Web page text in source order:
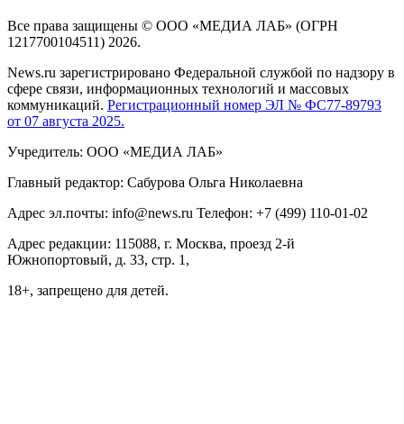
Все права защищены © ООО «МЕДИА ЛАБ» (ОГРН
1217700104511) 2026.
News.ru зарегистрировано Федеральной службой по надзору в
сфере связи, информационных технологий и массовых
коммуникаций. Регистрационный номер ЭЛ № ФС77-89793
от 07 августа 2025.
Учредитель: ООО «МЕДИА ЛАБ»
Главный редактор: Сабурова Ольга Николаевна
Адрес эл.почты: info@news.ru Телефон: +7 (499) 110-01-02
Адрес редакции: 115088, г. Москва, проезд 2-й
Южнопортовый, д. 33, стр. 1,
18+, запрещено для детей.